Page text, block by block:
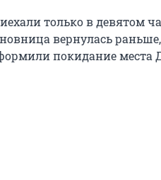
только в девятом
вернулась
покидание места